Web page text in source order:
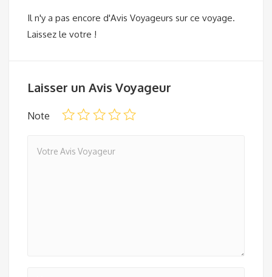
Il n'y a pas encore d'Avis Voyageurs sur ce voyage.
Laissez le votre !
Laisser un Avis Voyageur
Note